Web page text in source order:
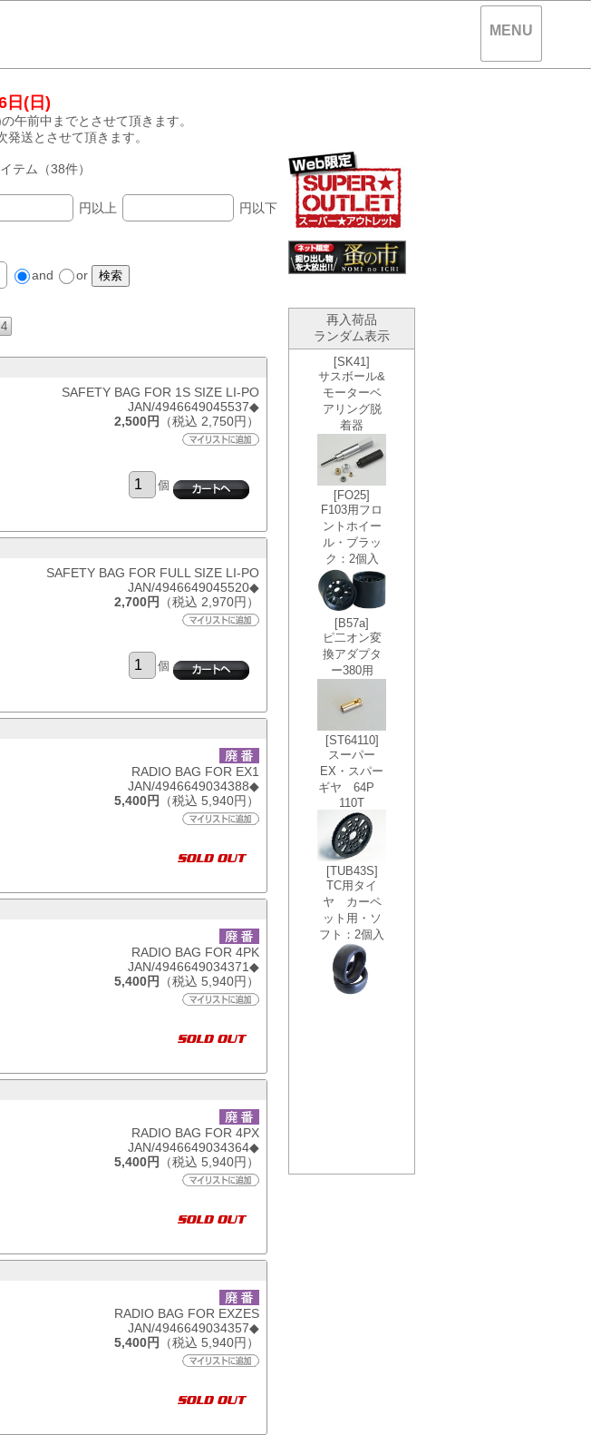
MENU
日(日)
午前中までとさせて頂きます。
送とさせて頂きます。
テム（38件）
円以上 円以下
and or
4
SAFETY BAG FOR 1S SIZE LI-PO
JAN/4946649045537◆
2,500円
（税込 2,750円）
個
SAFETY BAG FOR FULL SIZE LI-PO
JAN/4946649045520◆
2,700円
（税込 2,970円）
個
RADIO BAG FOR EX1
JAN/4946649034388◆
5,400円
（税込 5,940円）
RADIO BAG FOR 4PK
JAN/4946649034371◆
5,400円
（税込 5,940円）
RADIO BAG FOR 4PX
JAN/4946649034364◆
5,400円
（税込 5,940円）
RADIO BAG FOR EXZES
JAN/4946649034357◆
5,400円
（税込 5,940円）
再入荷品
ランダム表示